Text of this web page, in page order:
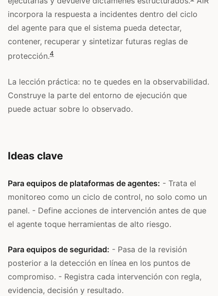
incorpora la respuesta a incidentes dentro del ciclo
del agente para que el sistema pueda detectar,
contener, recuperar y sintetizar futuras reglas de
protección.4
La lección práctica: no te quedes en la observabilidad.
Construye la parte del entorno de ejecución que
puede actuar sobre lo observado.
Ideas clave
Para equipos de plataformas de agentes: - Trata el
monitoreo como un ciclo de control, no solo como un
panel. - Define acciones de intervención antes de que
el agente toque herramientas de alto riesgo.
Para equipos de seguridad: - Pasa de la revisión
posterior a la detección en línea en los puntos de
compromiso. - Registra cada intervención con regla,
evidencia, decisión y resultado.